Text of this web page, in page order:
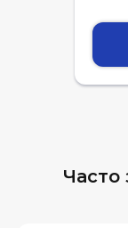
Часто